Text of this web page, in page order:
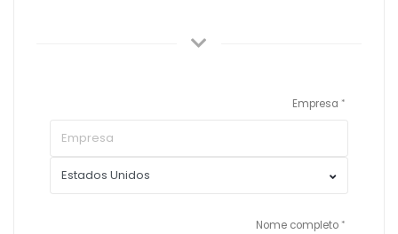
Empresa
Nome completo